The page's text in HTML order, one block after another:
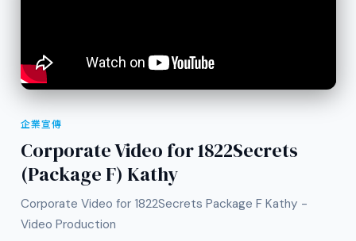
企業宣傳
Corporate Video for 1822Secrets
(Package F) Kathy
Corporate Video for 1822Secrets Package F Kathy -
Video Production